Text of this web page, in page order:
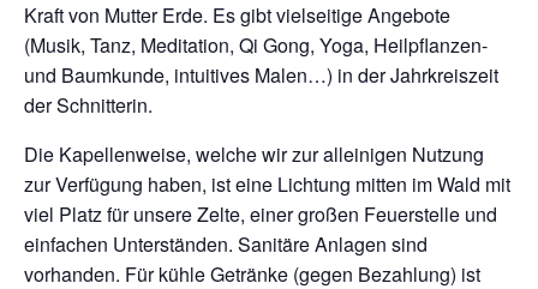
Kraft von Mutter Erde. Es gibt vielseitige Angebote
(Musik, Tanz, Meditation, Qi Gong, Yoga, Heilpflanzen-
und Baumkunde, intuitives Malen…) in der Jahrkreiszeit
der Schnitterin.
Die Kapellenweise, welche wir zur alleinigen Nutzung
zur Verfügung haben, ist eine Lichtung mitten im Wald mit
viel Platz für unsere Zelte, einer großen Feuerstelle und
einfachen Unterständen. Sanitäre Anlagen sind
vorhanden. Für kühle Getränke (gegen Bezahlung) ist